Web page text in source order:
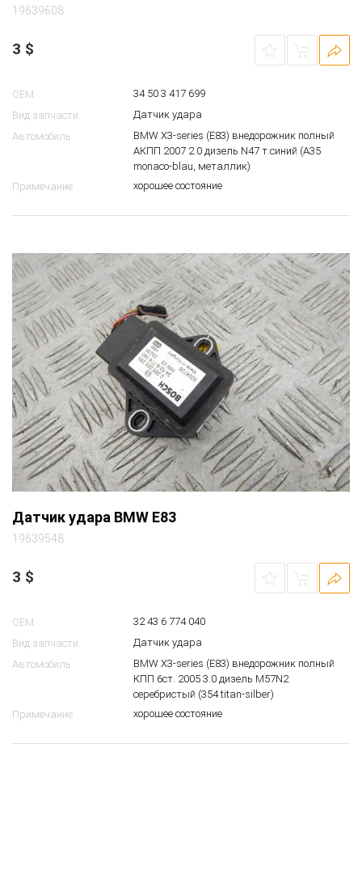
19639608
3 $
OEM
34 50 3 417 699
Вид запчасти
Датчик удара
Автомобиль
BMW X3-series (E83) внедорожник полный
АКПП 2007 2.0 дизель N47 т.синий (A35
monaco-blau, металлик)
Примечание
хорошее состояние
Датчик удара BMW E83
19639548
3 $
OEM
32 43 6 774 040
Вид запчасти
Датчик удара
Автомобиль
BMW X3-series (E83) внедорожник полный
КПП 6ст. 2005 3.0 дизель M57N2
серебристый (354 titan-silber)
Примечание
хорошее состояние